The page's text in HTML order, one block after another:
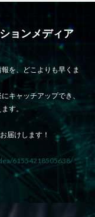
ョンメディア
を、どこよりも早くま
キャッチアップでき、
す。
届けします！
61554218505638/